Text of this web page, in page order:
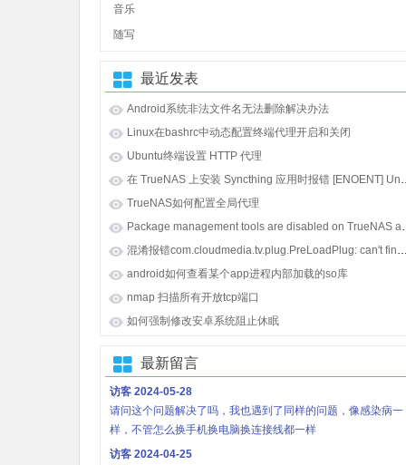
音乐
随写
最近发表
Android系统非法文件名无法删除解决办法
Linux在bashrc中动态配置终端代理开启和关闭
Ubuntu终端设置 HTTP 代理
TrueNAS如何配置全局代理
android如何查看某个app进程内部加载的so库
nmap 扫描所有开放tcp端口
如何强制修改安卓系统阻止休眠
最新留言
访客2024-05-28
请问这个问题解决了吗，我也遇到了同样的问题，像感染病一
样，不管怎么换手机换电脑换连接线都一样
访客2024-04-25